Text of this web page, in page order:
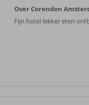
Over Corendon
Fijn hotel lekker eten